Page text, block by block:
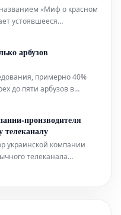
па
«Миф о красном
устоявшееся
в политической ДНК
арбузов
примерно 40%
до пяти арбузов в
пятый
на опросе
производителя
украинской компании
телеканала
доступа к системе